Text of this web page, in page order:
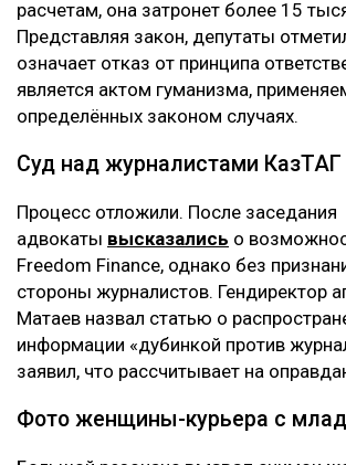
расчетам, она затронет более 15
Представляя закон, депутаты
означает отказ от принципа
является актом гуманизма,
определённых законом случаях.
Суд над журналистами КазТАГ
Процесс отложили. После заседания
адвокаты высказались о
Freedom Finance, однако без
стороны журналистов. Гендиректор
Матаев назвал статью о
информации «дубинкой против
заявил, что рассчитывает на
Фото женщины-курьера с